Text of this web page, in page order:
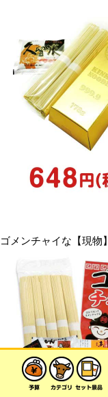
ゴメンチャイな【現物】